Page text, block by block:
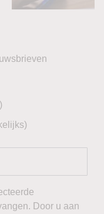
Door u aan